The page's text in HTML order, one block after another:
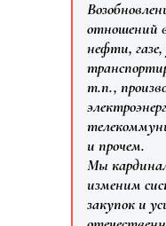
отношений
нефти, газе,
т.п.,
и прочем.
Мы
изменим
закупок и